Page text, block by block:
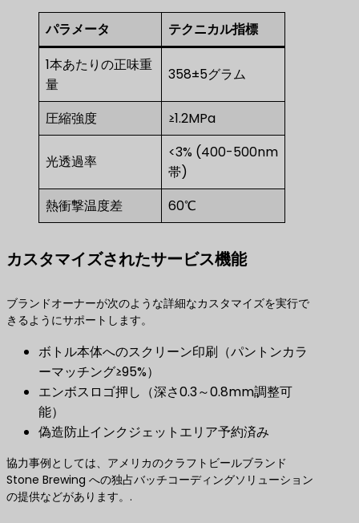
パラメータ
テクニカル指標
1本あたりの正味重
量
358±5グラム
圧縮強度 ≥1.2MPa
光透過率
<3% (400-500nm
帯)
熱衝撃温度差
60℃
カスタマイズされたサービス機能
ブランドオーナーが次のような詳細なカスタマイズを実行で
きるようにサポートします。
ボトル本体へのスクリーン印刷（パントンカラ
ーマッチング≥95%）
エンボスロゴ押し（深さ0.3～0.8mm調整可
能）
偽造防止インクジェットエリア予約済み
協力事例としては、アメリカのクラフトビールブランド
Stone Brewing への独占バッチコーディングソリューション
の提供などがあります。.